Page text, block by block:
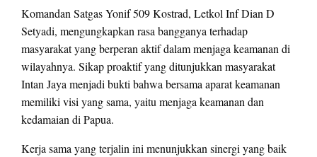
Komandan Satgas Yonif 509 Kostrad, Letkol Inf Dian D
Setyadi, mengungkapkan rasa bangganya terhadap
masyarakat yang berperan aktif dalam menjaga keamanan di
wilayahnya. Sikap proaktif yang ditunjukkan masyarakat
Intan Jaya menjadi bukti bahwa bersama aparat keamanan
memiliki visi yang sama, yaitu menjaga keamanan dan
kedamaian di Papua.
Kerja sama yang terjalin ini menunjukkan sinergi yang baik